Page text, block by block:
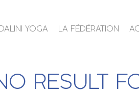
YOGA LA FÉDÉRATION
RESULT